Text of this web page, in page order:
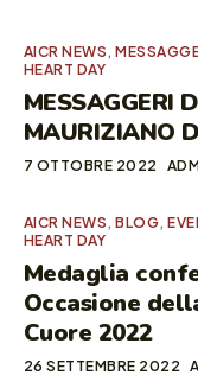
AICR NEWS,
HEART DAY
MESSAGGERI
MAURIZIANO
7 OTTOBRE 2022
AICR NEWS ,BLOG ,
HEART DAY
Medaglia
Occasione
Cuore 2022
26 SETTEMBRE 2022